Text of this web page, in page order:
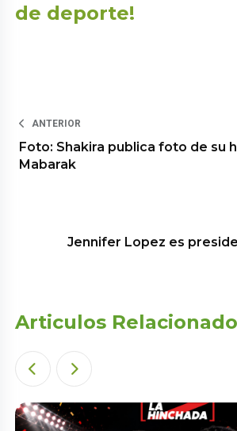
de deporte!
ANTERIOR
Foto: Shakira publica foto de su
Mabarak
Jennifer Lopez es
Articulos